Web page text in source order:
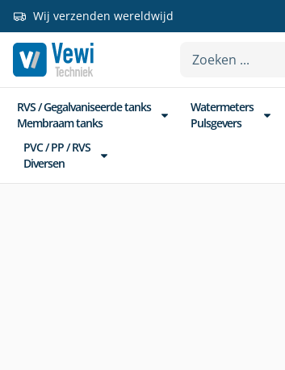
Wij verzenden wereldwijd
RVS / Gegalvaniseerde tanks
Membraam tanks
Watermeters
Pulsgevers
PVC / PP / RVS
Diversen